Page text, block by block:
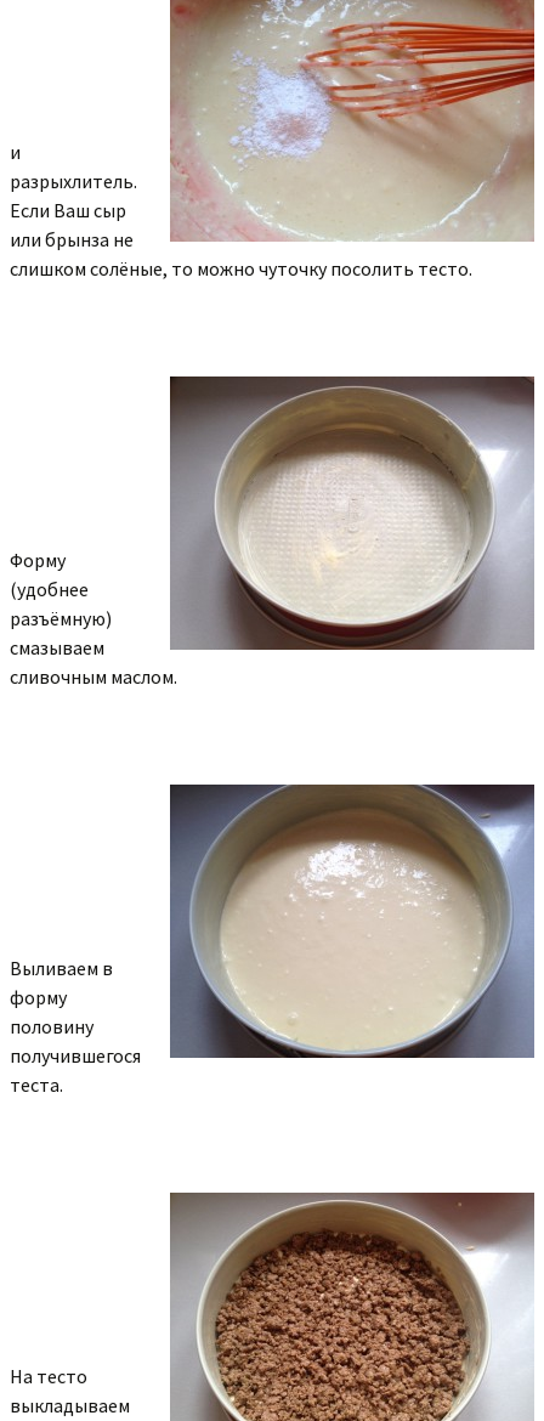
и
разрыхлитель.
Если Ваш сыр
или брынза не
слишком солёные, то можно чуточку посолить тесто.
Форму
(удобнее
разъёмную)
смазываем
сливочным маслом.
Выливаем в
форму
половину
получившегося
теста.
На тесто
выкладываем